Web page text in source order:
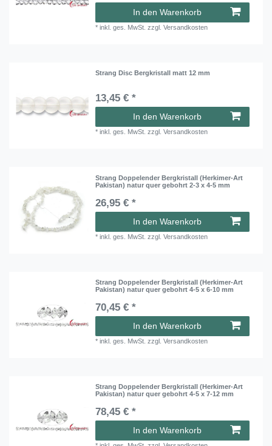
In den Warenkorb
*inkl. ges. MwSt. zzgl.Versandkosten
Strang Disc Bergkristall matt 12 mm
13,45 € *
In den Warenkorb
*inkl. ges. MwSt. zzgl.Versandkosten
Strang Doppelender Bergkristall (Herkimer-Art
Pakistan) natur quer gebohrt 2-3 x 4-5 mm
26,95 € *
In den Warenkorb
*inkl. ges. MwSt. zzgl.Versandkosten
Strang Doppelender Bergkristall (Herkimer-Art
Pakistan) natur quer gebohrt 4-5 x 6-10 mm
70,45 € *
In den Warenkorb
*inkl. ges. MwSt. zzgl.Versandkosten
Strang Doppelender Bergkristall (Herkimer-Art
Pakistan) natur quer gebohrt 4-5 x 7-12 mm
78,45 € *
In den Warenkorb